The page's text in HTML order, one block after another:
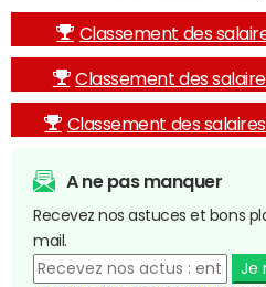
Classement des
Classement des
Classement des
A ne pas manquer
Recevez nos astuces et bons
mail.
Je